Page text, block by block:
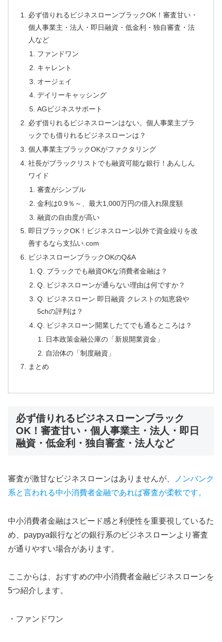
必ず借りれるビジネスローンブラックOK！審査甘い・
個人事業主・法人・即日融資・低金利・独自審査・法
人など
ファンドワン
キャレント
オージェイ
デイリーキャッシング
AGビジネスサポート
必ず借りれるビジネスローンはない。個人事業主ブラ
ックでも借りれるビジネスローンは？
個人事業主ブラックOKがファクタリング
社長がブラックリストでも融資可能な銀行！あんしん
ワイド
審査がシンプル
金利は0.9％～、最大1,000万円の借入れ限度額
融資の自由度が高い
即日ブラックOK！ビジネスローン以外で資金繰りを改
善するなら支払い.com
ビジネスローンブラックOKのQ&A
Q. ブラックでも融資OKな消費者金融は？
Q. ビジネスローンが通らない理由は何ですか？
Q. ビジネスローン 即日融資 クレストの知恵袋や
5chの評判は？
Q. ビジネスローン開業したてでも通るところは？
日本政策金融公庫の「新規開業資金」
自治体の「制度融資」
まとめ
必ず借りれるビジネスローンブラック
OK！審査甘い・個人事業主・法人・即日
融資・低金利・独自審査・法人など
審査が激甘なビジネスローンはありませんが、
ノンバンク
系と言われる中小消費者金融であれば審査が柔軟です。
中小消費者金融はスピード感と利便性を重要視しているた
め、paypya銀行などの銀行系のビジネスローンより審査
が通りやすい場合があります。
ここからは、おすすめの中小消費者金融ビジネスローンを
5つ紹介します。
・ファンドワン